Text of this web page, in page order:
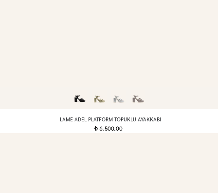
LAME ADEL PLATFORM TOPUKLU AYAKKABI
t 6.500,00